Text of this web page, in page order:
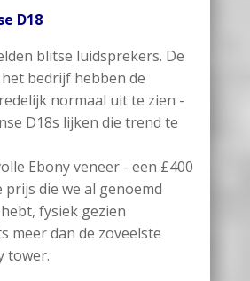
D18
blitse luidsprekers. De
bedrijf hebben de
normaal uit te zien -
D18s lijken die trend te
Ebony veneer - een £400
die we al genoemd
fysiek gezien
meer dan de zoveelste
tower.